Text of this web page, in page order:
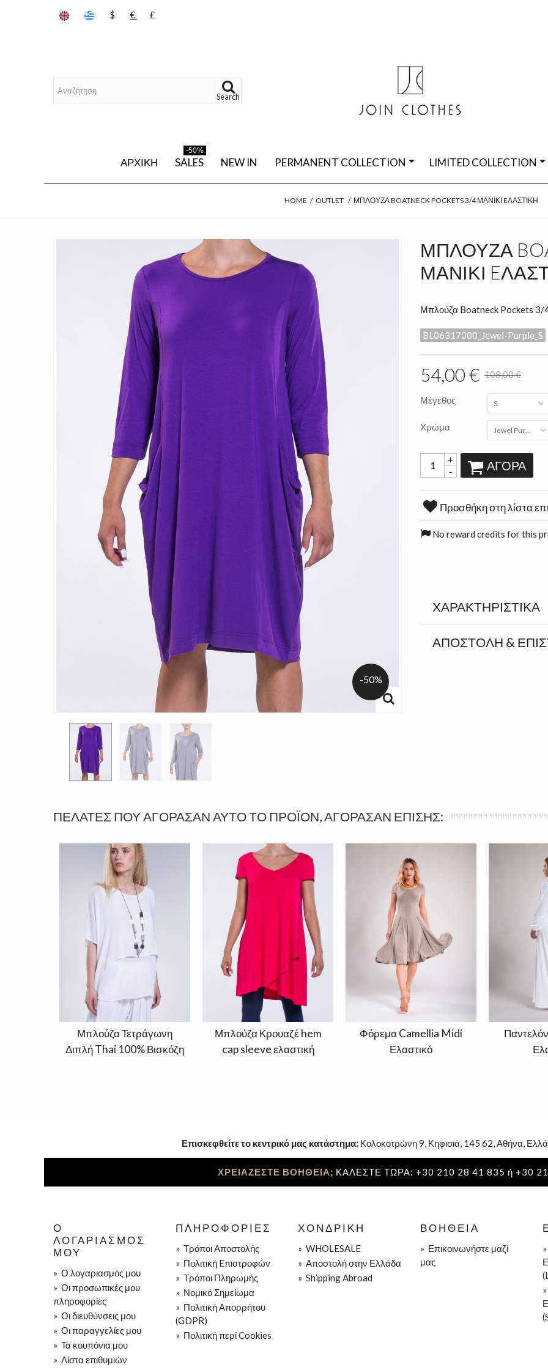
$ € £
Search
ΑΡΧΙΚΉ SALES
-50%
NEW IN PERMANENT COLLECTION LIMITED COLLECTION
HOME / OUTLET / ΜΠΛΟΎΖΑ BOATNECK POCKETS 3/4 ΜΑΝΊΚΙ EΛΑΣΤΙΚΉ
-50%
ΜΠΛΟΎΖΑ
ΜΑΝΊΚΙ
Μπλούζα Boatneck Pockets 3/4
BL06317000_Jewel-Purple_S
54,00 € 108,00 €
Μέγεθος S
Χρώμα Jewel Purple
-
+ ΑΓΟΡΆ
Προσθήκη στη λίστα
No reward credits for this
ΧΑΡΑΚΤΗΡΙΣΤΙΚΆ
ΑΠΟΣΤΟΛΉ &
ΠΕΛΆΤΕΣ ΠΟΥ ΑΓΌΡΑΣΑΝ ΑΥΤΌ ΤΟ ΠΡΟΪΌΝ, ΑΓΌΡΑΣΑΝ ΕΠΊΣΗΣ:
Μπλούζα Τετράγωνη
Διπλή Thai 100% Βισκόζη
Μπλούζα Κρουαζέ hem
cap sleeve ελαστική
Φόρεμα Camellia Midi
Ελαστικό
Επισκεφθείτε το κεντρικό μας κατάστημα:Κολοκοτρώνη 9, Κηφισιά, 145 62, Αθήνα,
ΧΡΕΙΑΖΕΣΤΕ ΒΟΗΘΕΙΑ; ΚΑΛΕΣΤΕ ΤΩΡΑ: +30 210 28 41 835 ή +30
Ο
ΛΟΓΑΡΙΑΣΜΌΣ
ΜΟΥ
» Ο λογαριασμός μου
» Οι προσωπικές μου
πληροφορίες
» Οι διευθύνσεις μου
» Οι παραγγελίες μου
» Τα κουπόνια μου
» Λίστα επιθυμιών
ΠΛΗΡΟΦΟΡΊΕΣ
» Τρόποι Aποστολής
» Πολιτική Eπιστροφών
» Τρόποι Πληρωμής
» Νομικό Σημείωμα
» Πολιτική Απορρήτου
(GDPR)
» Πολιτική περί Cookies
ΧΟΝΔΡΙΚΉ
» WHOLESALE
» Aποστολή στην Ελλάδα
» Shipping Abroad
ΒΟΉΘΕΙΑ
» Επικοινωνήστε μαζί
μας
»
»